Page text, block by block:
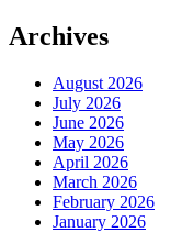
Archives
August 2026
July 2026
June 2026
May 2026
April 2026
March 2026
February 2026
January 2026